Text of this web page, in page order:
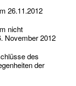
26.11.2012
nicht
November 2012
des
der